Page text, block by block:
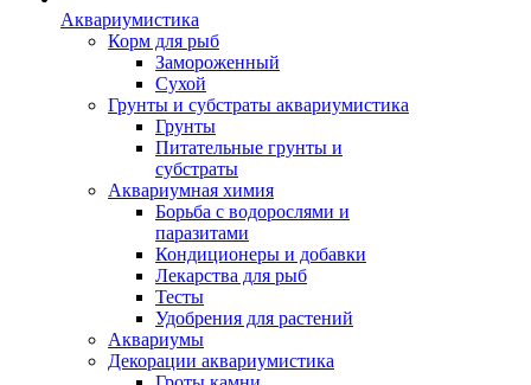
Аквариумистика
Корм для рыб
Замороженный
Сухой
Грунты и субстраты аквариумистика
Грунты
Питательные грунты и
субстраты
Аквариумная химия
Борьба с водорослями и
паразитами
Кондиционеры и добавки
Лекарства для рыб
Тесты
Удобрения для растений
Аквариумы
Декорации аквариумистика